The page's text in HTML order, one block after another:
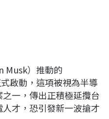
Musk） 推動的
啟動，這項被視為半導
一，傳出正積極延攬台
人才，恐引發新一波搶才